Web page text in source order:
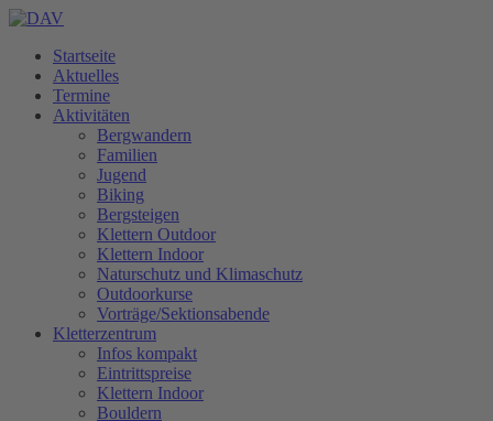
Startseite
Aktuelles
Termine
Aktivitäten
Bergwandern
Familien
Jugend
Biking
Bergsteigen
Klettern Outdoor
Klettern Indoor
Naturschutz und Klimaschutz
Outdoorkurse
Vorträge/Sektionsabende
Kletterzentrum
Infos kompakt
Eintrittspreise
Klettern Indoor
Bouldern